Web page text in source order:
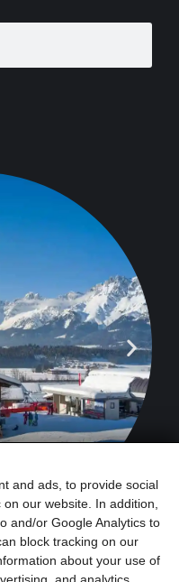
and ads, to provide social
our website. In addition,
and/or Google Analytics to
block tracking on our
about your use of